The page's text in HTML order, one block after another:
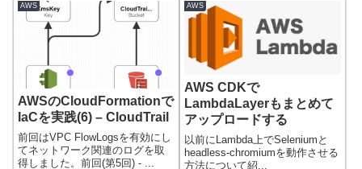
AWS
AWSのCloudFormationで
IaCを実践(6) – CloudTrail
前回はVPC FlowLogsを有効にし
てネットワーク関連のログを取
得しました。前回(第5回) - ...
AWS
AWS CDKで
LambdaLayerもまとめて
アップロードする
以前にLambda上でSeleniumと
headless-chromiumを動作させる
方法について紹...